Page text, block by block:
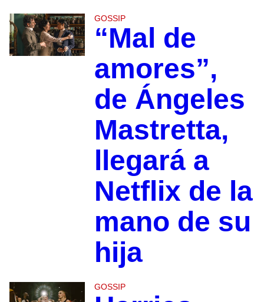
GOSSIP
“Mal de
amores”,
de Ángeles
Mastretta,
llegará a
Netflix de la
mano de su
hija
GOSSIP